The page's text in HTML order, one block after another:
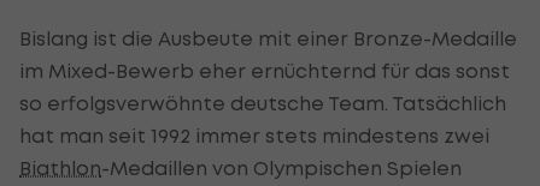
Bislang ist die Ausbeute mit einer Bronze-Medaille
im Mixed-Bewerb eher ernüchternd für das sonst
so erfolgsverwöhnte deutsche Team. Tatsächlich
hat man seit 1992 immer stets mindestens zwei
Biathlon-Medaillen von Olympischen Spielen